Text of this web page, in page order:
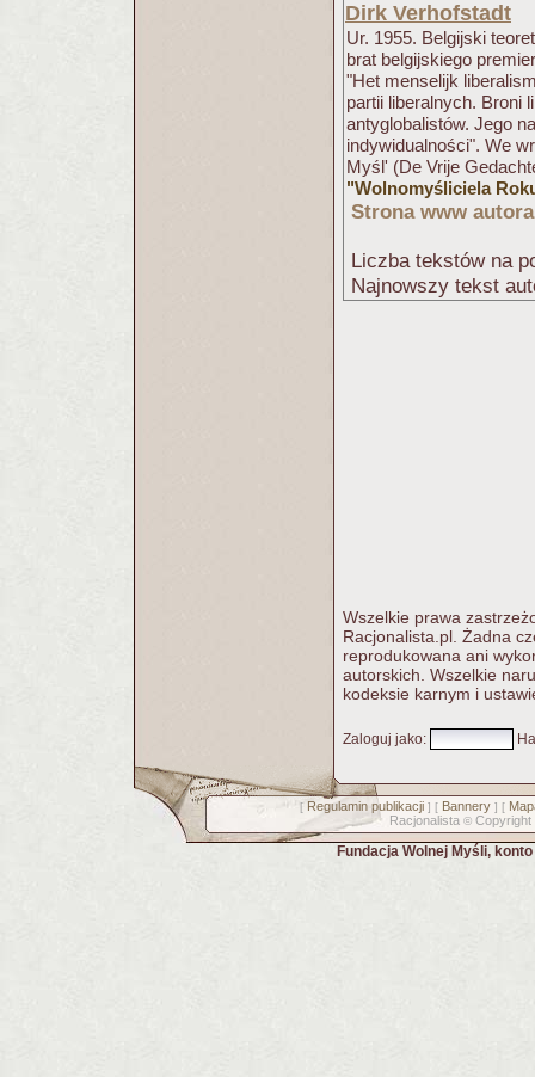
Dirk Verhofstadt
Ur. 1955. Belgijski
brat belgijskiego
"Het menselijk
partii liberalnych. Broni
antyglobalistów. Jego
indywidualności". We
Myśl' (De Vrije
"Wolnomyśliciela
Strona www autora
Liczba tekstów na
Najnowszy tekst
Wszelkie prawa
Racjonalista.pl. Żadna
reprodukowana ani
autorskich. Wszelkie
kodeksie karnym i
Zaloguj jako:
[ Regulamin publikacji] [ Bannery] [
Racjonalista © Copyright
Fundacja Wolnej Myśli,